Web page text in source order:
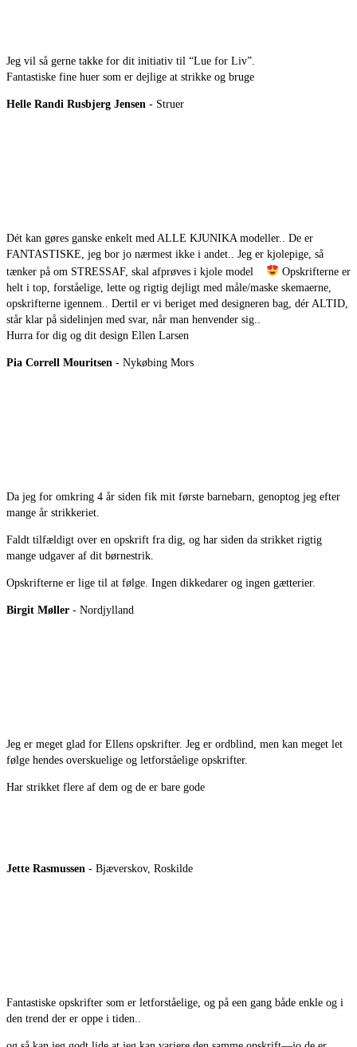
Jeg vil så gerne takke for dit initiativ til “Lue for Liv”.
Fantastiske fine huer som er dejlige at strikke og bruge
Helle Randi Rusbjerg Jensen - Struer
Dét kan gøres ganske enkelt med ALLE KJUNIKA modeller.. De er
FANTASTISKE, jeg bor jo nærmest ikke i andet.. Jeg er kjolepige, så
tænker på om STRESSAF, skal afprøves i kjole model
Opskrifterne er
helt i top, forståelige, lette og rigtig dejligt med måle/maske skemaerne,
opskrifterne igennem.. Dertil er vi beriget med designeren bag, dér ALTID,
står klar på sidelinjen med svar, når man henvender sig..
Hurra for dig og dit design Ellen Larsen
Pia Correll Mouritsen - Nykøbing Mors
Da jeg for omkring 4 år siden fik mit første barnebarn, genoptog jeg efter
mange år strikkeriet.
Faldt tilfældigt over en opskrift fra dig, og har siden da strikket rigtig
mange udgaver af dit børnestrik.
Opskrifterne er lige til at følge. Ingen dikkedarer og ingen gætterier.
Birgit Møller - Nordjylland
Jeg er meget glad for Ellens opskrifter. Jeg er ordblind, men kan meget let
følge hendes overskuelige og letforståelige opskrifter.
Har strikket flere af dem og de er bare gode
Jette Rasmussen - Bjæverskov, Roskilde
Fantastiske opskrifter som er letforståelige, og på een gang både enkle og i
den trend der er oppe i tiden..